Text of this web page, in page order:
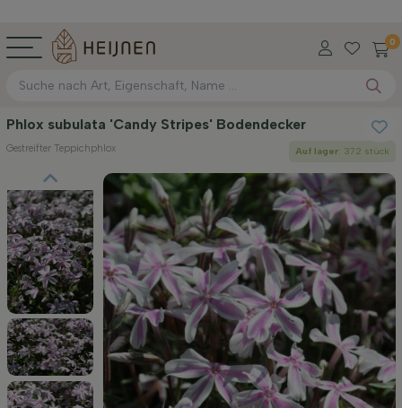
0
Phlox subulata 'Candy Stripes' Bodendecker
Gestreifter Teppichphlox Auf lager: 372 stück